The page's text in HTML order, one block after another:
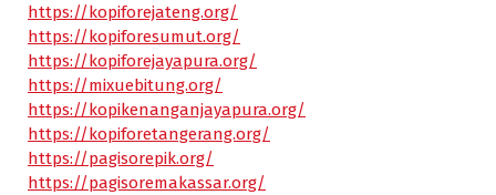
https://kopiforejateng.org/
https://kopiforesumut.org/
https://kopiforejayapura.org/
https://mixuebitung.org/
https://kopikenanganjayapura.org/
https://kopiforetangerang.org/
https://pagisorepik.org/
https://pagisoremakassar.org/